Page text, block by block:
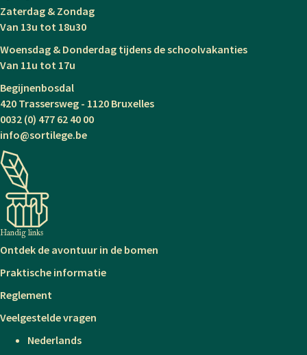
Zaterdag & Zondag
Van 13u tot 18u30
Woensdag & Donderdag tijdens de schoolvakanties
Van 11u tot 17u
Begijnenbosdal
420 Trassersweg - 1120 Bruxelles
0032 (0) 477 62 40 00
info@sortilege.be
Handig links
Ontdek de avontuur in de bomen
Praktische informatie
Reglement
Veelgestelde vragen
Nederlands